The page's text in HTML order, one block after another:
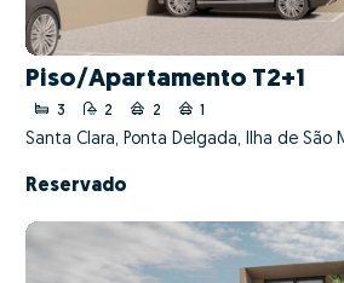
Piso/Apartamento T2+1
3 2 2
Santa Clara, Ponta Delgada, Ilha de São
Reservado